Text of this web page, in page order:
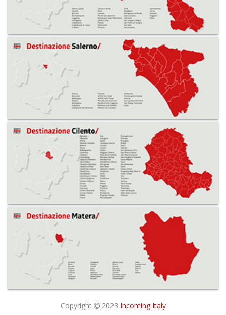
Numerosi rifugi di pastori a pianta circolare e costruiti
con blocchi squadrati di pietra nera sono le tracce più
appariscenti dell’antica civiltà agropastorale iblea.
Copyright 2023 Incoming Italy